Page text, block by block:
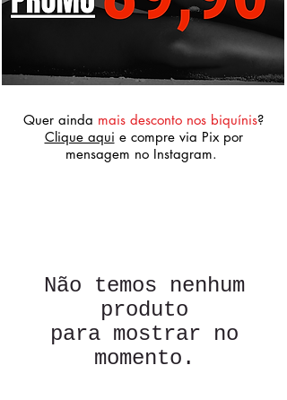
Quer ainda mais desconto nos biquínis?
Clique aqui e compre via Pix por
mensagem no Instagram.
Não temos nenhum
produto
para mostrar no
momento.